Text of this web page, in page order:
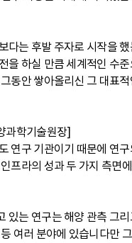
다는 후발 주자로 시작을
을 하실 만큼 세계적인 수
동안 쌓아올리신 그 대표적
과학기술원장]
연구 기관이기 때문에 연
프라의 성과 두 가지 측면
있는 연구는 해양 관측 그
여러 분야에 있습니다만